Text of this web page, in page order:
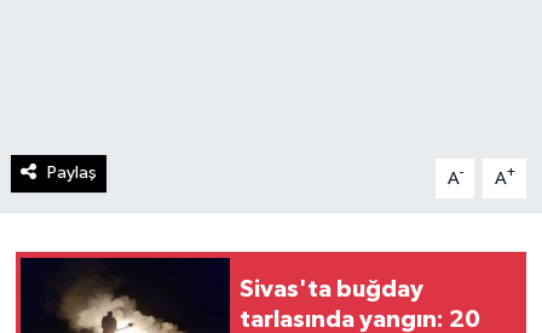
Paylaş A- A+
Sivas'ta buğday
tarlasında yangın: 20